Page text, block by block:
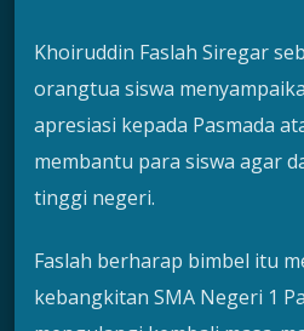
Khoiruddin Faslah Siregar
orangtua siswa
apresiasi kepada Pasmada
membantu para siswa agar
tinggi negeri.
Faslah berharap bimbel itu
kebangkitan SMA Negeri 1